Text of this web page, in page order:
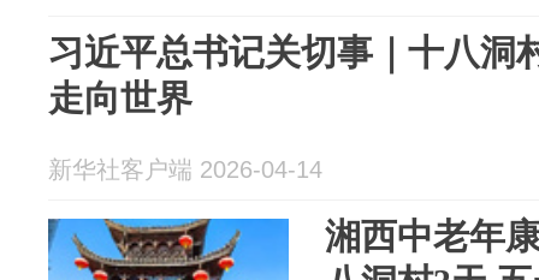
习近平总书记关切事｜十八洞
走向世界
新华社客户端 2026-04-14
湘西中老年